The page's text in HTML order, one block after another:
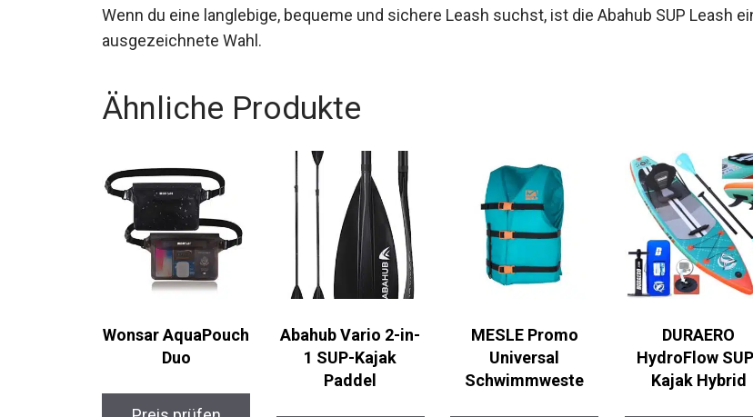
Wenn du eine langlebige, bequeme und sichere Leash suchst, ist die Abahub SUP Leash
eine ausgezeichnete Wahl.
Ähnliche Produkte
Wonsar AquaPouch
Duo
Preis prüfen
Abahub Vario 2-in-
1 SUP-Kajak
Paddel
MESLE Promo
Universal
Schwimmweste
DURAERO
HydroFlow SUP-
Kajak Hybrid